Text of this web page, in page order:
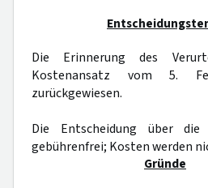
Die Erinnerung des
Kostenansatz vom 5.
zurückgewiesen.
Die Entscheidung über
gebührenfrei; Kosten werden
Gründe